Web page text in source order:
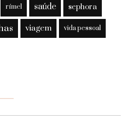
rímel saúde sephora
viagem vida pessoal
Posts